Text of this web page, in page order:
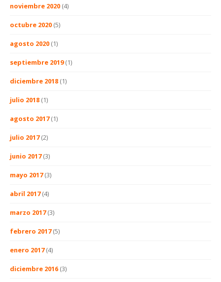
noviembre 2020 (4)
octubre 2020 (5)
agosto 2020 (1)
septiembre 2019(1)
diciembre 2018 (1)
julio 2018 (1)
agosto 2017(1)
julio 2017(2)
junio 2017(3)
mayo 2017(3)
abril 2017(4)
marzo 2017(3)
febrero 2017(5)
enero 2017(4)
diciembre 2016 (3)